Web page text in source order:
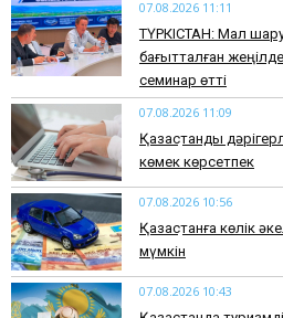
07.08.2026 11:11
ТҮРКІСТАН: Мал
бағытталған
семинар өтті
07.08.2026 11:09
Қазақстандық
көмек көрсетпек
07.08.2026 10:56
Қазақстанға көлік
мүмкін
07.08.2026 10:43